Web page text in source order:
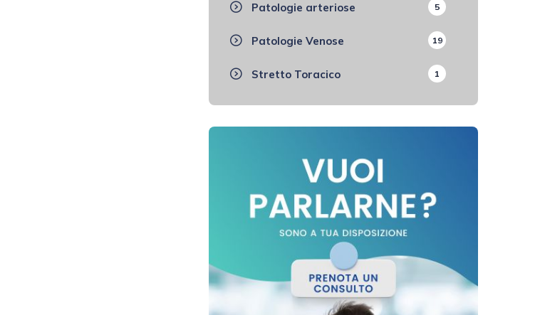
Patologie arteriose 5
Patologie Venose 19
Stretto Toracico 1